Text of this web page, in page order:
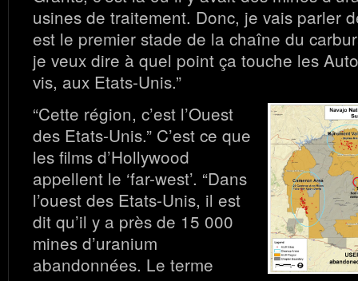
usines de traitement. Donc, je vais parler
est le premier stade de la chaîne du
je veux dire à quel point ça touche les
vis, aux Etats-Unis.”
“Cette région, c’est l’Ouest
des Etats-Unis.” C’est ce que
les films d’Hollywood
appellent le ‘far-west’. “Dans
l’ouest des Etats-Unis, il est
dit qu’il y a près de 15 000
mines d’uranium
abandonnées. Le terme